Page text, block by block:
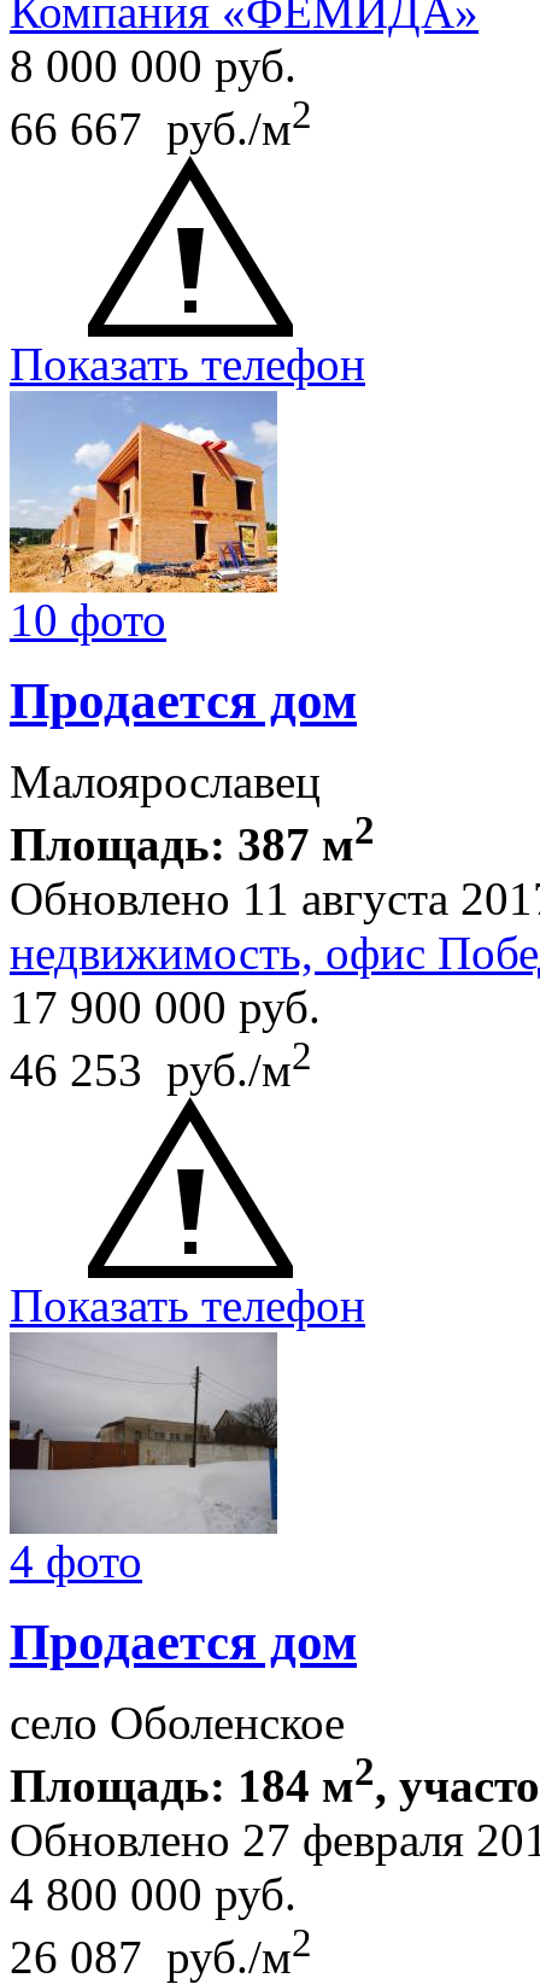
Компания «ФЕМИДА»
8 000 000 руб.
66 667 руб./м2
Показать телефон
10 фото
Продается дом
Малоярославец
Площадь: 387 м2
Обновлено 11 августа
недвижимость, офис
17 900 000 руб.
46 253 руб./м2
Показать телефон
4 фото
Продается дом
село Оболенское
Площадь: 184 м2,
Обновлено 27 февраля
4 800 000 руб.
26 087 руб./м2